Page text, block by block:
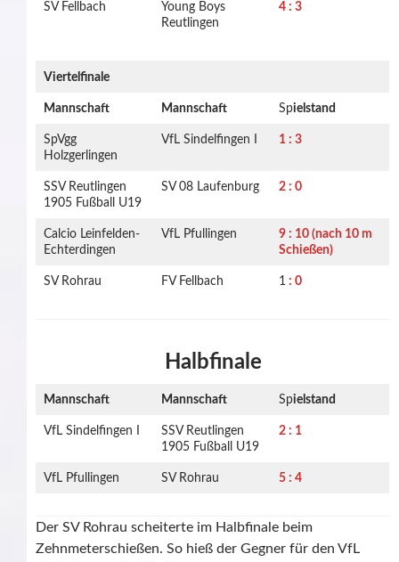
SV Fellbach
Young Boys
Reutlingen
4 : 3
Viertelfinale
Mannschaft Mannschaft Spielstand
SpVgg
Holzgerlingen
VfL Sindelfingen I 1 : 3
SSV Reutlingen
1905 Fußball U19
SV 08 Laufenburg 2 : 0
Calcio Leinfelden-
Echterdingen
VfL Pfullingen
9 : 10 (nach 10 m
Schießen)
SV Rohrau FV Fellbach 1 : 0
Halbfinale
Mannschaft Mannschaft Spielstand
VfL Sindelfingen I
SSV Reutlingen
1905 Fußball U19
2 : 1
VfL Pfullingen SV Rohrau 5 : 4
Der SV Rohrau scheiterte im Halbfinale beim
Zehnmeterschießen. So hieß der Gegner für den VfL